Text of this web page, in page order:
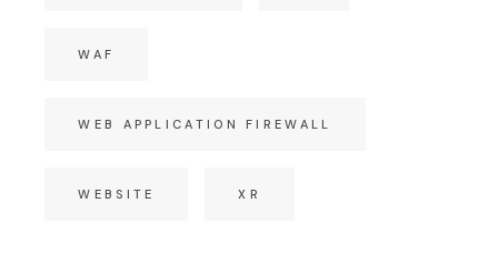
WAF
WEB APPLICATION FIREWALL
WEBSITE XR